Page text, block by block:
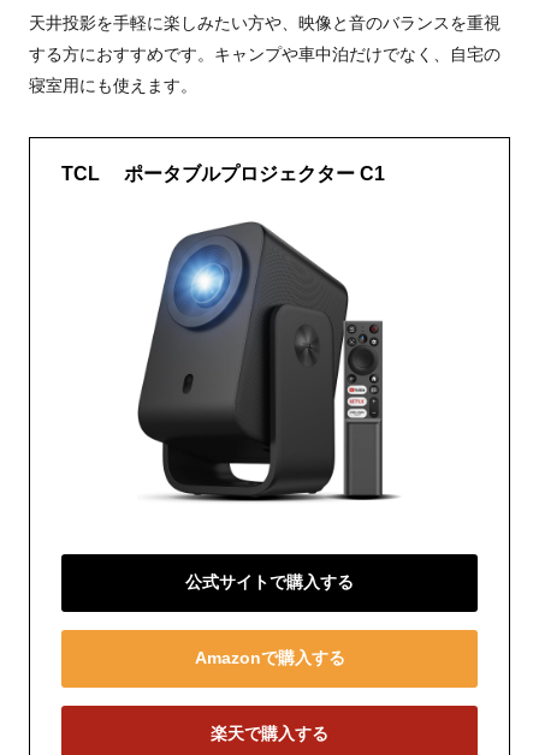
天井投影を手軽に楽しみたい方や、映像と音のバランスを重視
する方におすすめです。キャンプや車中泊だけでなく、自宅の
寝室用にも使えます。
TCL ポータブルプロジェクター C1
公式サイトで購入する
Amazonで購入する
楽天で購入する